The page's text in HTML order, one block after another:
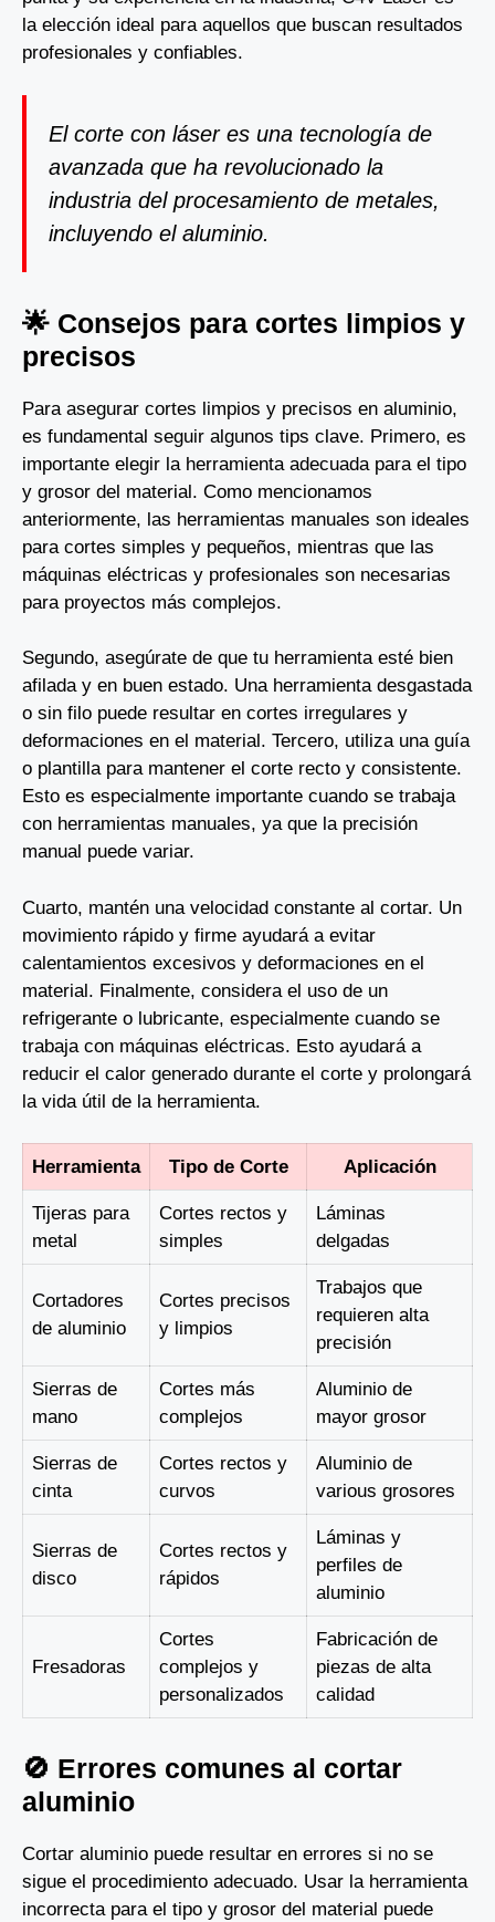
la elección ideal para aquellos que buscan resultados
profesionales y confiables.
El corte con láser es una tecnología de
avanzada que ha revolucionado la
industria del procesamiento de metales,
incluyendo el aluminio.
🌟 Consejos para cortes limpios y
precisos
Para asegurar cortes limpios y precisos en aluminio,
es fundamental seguir algunos tips clave. Primero, es
importante elegir la herramienta adecuada para el tipo
y grosor del material. Como mencionamos
anteriormente, las herramientas manuales son ideales
para cortes simples y pequeños, mientras que las
máquinas eléctricas y profesionales son necesarias
para proyectos más complejos.
Segundo, asegúrate de que tu herramienta esté bien
afilada y en buen estado. Una herramienta desgastada
o sin filo puede resultar en cortes irregulares y
deformaciones en el material. Tercero, utiliza una guía
o plantilla para mantener el corte recto y consistente.
Esto es especialmente importante cuando se trabaja
con herramientas manuales, ya que la precisión
manual puede variar.
Cuarto, mantén una velocidad constante al cortar. Un
movimiento rápido y firme ayudará a evitar
calentamientos excesivos y deformaciones en el
material. Finalmente, considera el uso de un
refrigerante o lubricante, especialmente cuando se
trabaja con máquinas eléctricas. Esto ayudará a
reducir el calor generado durante el corte y prolongará
la vida útil de la herramienta.
Herramienta Tipo de Corte Aplicación
Tijeras para
metal
Cortes rectos y
simples
Láminas
delgadas
Cortadores
de aluminio
Cortes precisos
y limpios
Trabajos que
requieren alta
precisión
Sierras de
mano
Cortes más
complejos
Aluminio de
mayor grosor
Sierras de
cinta
Cortes rectos y
curvos
Aluminio de
various grosores
Sierras de
disco
Cortes rectos y
rápidos
Láminas y
perfiles de
aluminio
Fresadoras
Cortes
complejos y
personalizados
Fabricación de
piezas de alta
calidad
🚫 Errores comunes al cortar
aluminio
Cortar aluminio puede resultar en errores si no se
sigue el procedimiento adecuado. Usar la herramienta
incorrecta para el tipo y grosor del material puede